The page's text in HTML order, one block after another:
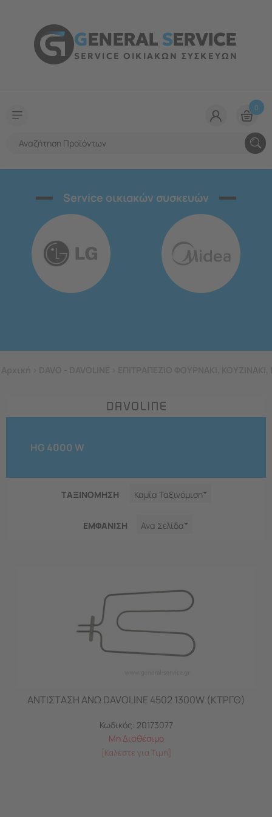
GENERALSERVICE
SERVICE ΟΙΚΙΑΚΩΝ ΣΥΣΚΕΥΩΝ
0
Service οικιακών συσκευών
HG 4000 W
ΤΑΞΙΝΟΜΗΣΗ Καμία Ταξινόμιση
ΕΜΦΑNΙΣΗ Ανα Σελίδα
ΑΝΤΙΣΤΑΣΗ ΑΝΩ DAVOLINE 4502 1300W (ΚΤΡΓΘ)
Κωδικός: 20173077
Μη Διαθέσιμο
[Καλέστε για Τιμή]